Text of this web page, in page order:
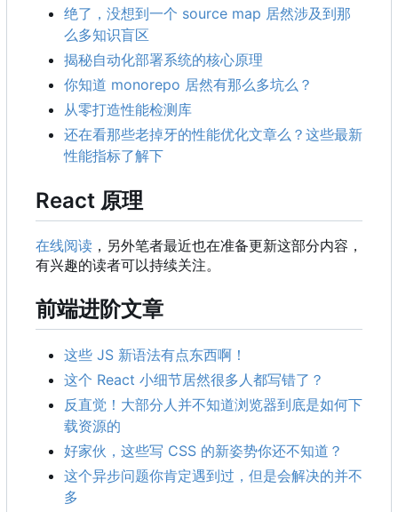
绝了，没想到一个 source map 居然涉及到那
么多知识盲区
揭秘自动化部署系统的核心原理
你知道 monorepo 居然有那么多坑么？
从零打造性能检测库
还在看那些老掉牙的性能优化文章么？这些最新
性能指标了解下
React 原理
在线阅读 ，另外笔者最近也在准备更新这部分内容，
有兴趣的读者可以持续关注。
前端进阶文章
这些 JS 新语法有点东西啊！
这个 React 小细节居然很多人都写错了？
反直觉！大部分人并不知道浏览器到底是如何下
载资源的
好家伙，这些写 CSS 的新姿势你还不知道？
这个异步问题你肯定遇到过，但是会解决的并不
多